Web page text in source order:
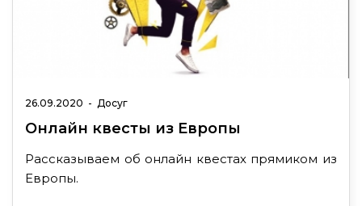
26.09.2020 - Досуг
Онлайн квесты из Европы
Рассказываем об онлайн квестах прямиком из
Европы.